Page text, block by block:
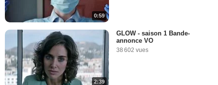
0:59
2:39
GLOW - saison 1 Bande-
annonce VO
38 602 vues